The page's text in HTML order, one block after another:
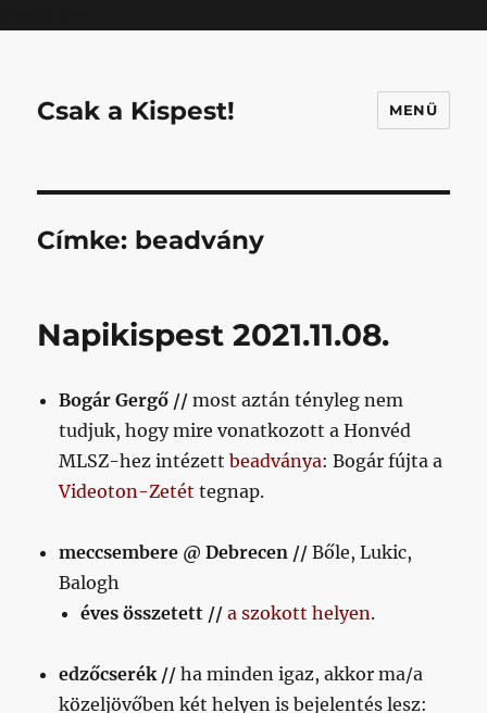
Csak a Kispest! MENÜ
Címke: beadvány
Napikispest 2021.11.08.
Bogár Gergő // most aztán tényleg nem
tudjuk, hogy mire vonatkozott a Honvéd
MLSZ-hez intézettbeadványa: Bogár fújta a
Videoton-Zetét tegnap.
meccsembere @ Debrecen //Bőle, Lukic,
Balogh
éves összetett // a szokott helyen.
edzőcserék // ha minden igaz, akkor ma/a
közeljövőben két helyen is bejelentés lesz: